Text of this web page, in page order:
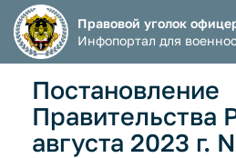
Правовой уголок
Инфопортал для
Постановление
Правительства
августа 2023 г.